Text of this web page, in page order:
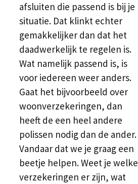
afsluiten die passend is bij je
situatie. Dat klinkt echter
gemakkelijker dan dat het
daadwerkelijk te regelen is.
Wat namelijk passend is, is
voor iedereen weer anders.
Gaat het bijvoorbeeld over
woonverzekeringen, dan
heeft de een heel andere
polissen nodig dan de ander.
Vandaar dat we je graag een
beetje helpen. Weet je welke
verzekeringen er zijn, wat